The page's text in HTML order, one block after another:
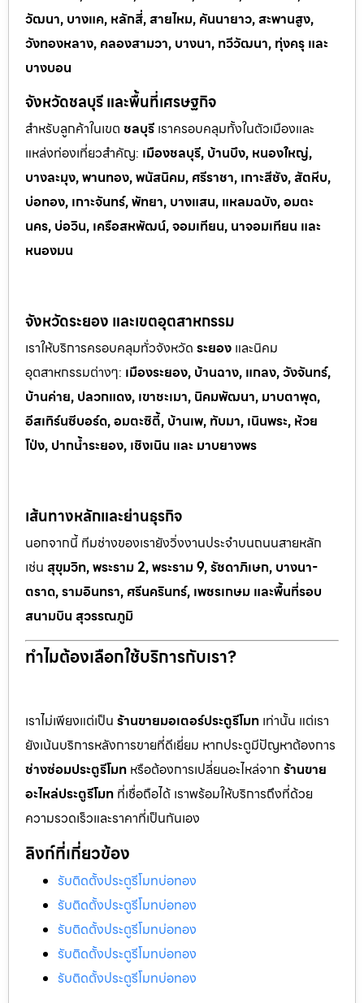
วัฒนา, บางแค, หลักสี่, สายไหม, คันนายาว, สะพานสูง,
วังทองหลาง, คลองสามวา, บางนา, ทวีวัฒนา, ทุ่งครุ และ
บางบอน
จังหวัดชลบุรี และพื้นที่เศรษฐกิจ
สำหรับลูกค้าในเขต ชลบุรี เราครอบคลุมทั้งในตัวเมืองและ
แหล่งท่องเที่ยวสำคัญ: เมืองชลบุรี, บ้านบึง, หนองใหญ่,
บางละมุง, พานทอง, พนัสนิคม, ศรีราชา, เกาะสีชัง, สัตหีบ,
บ่อทอง, เกาะจันทร์, พัทยา, บางแสน, แหลมฉบัง, อมตะ
นคร, บ่อวิน, เครือสหพัฒน์, จอมเทียน, นาจอมเทียน และ
หนองมน
จังหวัดระยอง และเขตอุตสาหกรรม
เราให้บริการครอบคลุมทั่วจังหวัด ระยอง และนิคม
อุตสาหกรรมต่างๆ: เมืองระยอง, บ้านฉาง, แกลง, วังจันทร์,
บ้านค่าย, ปลวกแดง, เขาชะเมา, นิคมพัฒนา, มาบตาพุด,
อีสเทิร์นซีบอร์ด, อมตะซิตี้, บ้านเพ, ทับมา, เนินพระ, ห้วย
โป่ง, ปากน้ำระยอง, เชิงเนิน และ มาบยางพร
เส้นทางหลักและย่านธุรกิจ
นอกจากนี้ ทีมช่างของเรายังวิ่งงานประจำบนถนนสายหลัก
เช่น สุขุมวิท, พระราม 2, พระราม 9, รัชดาภิเษก, บางนา-
ตราด, รามอินทรา, ศรีนครินทร์, เพชรเกษม และพื้นที่รอบ
สนามบิน สุวรรณภูมิ
ทำไมต้องเลือกใช้บริการกับเรา?
เราไม่เพียงแต่เป็น ร้านขายมอเตอร์ประตูรีโมท เท่านั้น แต่เรา
ยังเน้นบริการหลังการขายที่ดีเยี่ยม หากประตูมีปัญหาต้องการ
ช่างซ่อมประตูรีโมท หรือต้องการเปลี่ยนอะไหล่จาก ร้านขาย
อะไหล่ประตูรีโมท ที่เชื่อถือได้ เราพร้อมให้บริการถึงที่ด้วย
ความรวดเร็วและราคาที่เป็นกันเอง
ลิงก์ที่เกี่ยวข้อง
รับติดตั้งประตูรีโมทบ่อทอง
รับติดตั้งประตูรีโมทบ่อทอง
รับติดตั้งประตูรีโมทบ่อทอง
รับติดตั้งประตูรีโมทบ่อทอง
รับติดตั้งประตูรีโมทบ่อทอง